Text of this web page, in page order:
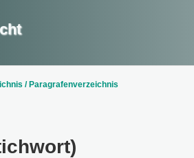
/ Paragrafenverzeichnis